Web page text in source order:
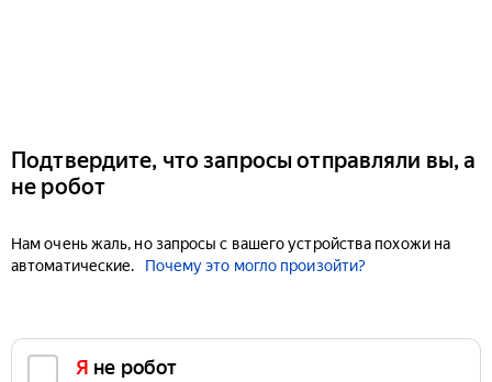
Подтвердите, что запросы отправляли вы, а
не робот
Нам очень жаль, но запросы с вашего устройства похожи на
автоматические.
Почему это могло произойти?
Я не робот